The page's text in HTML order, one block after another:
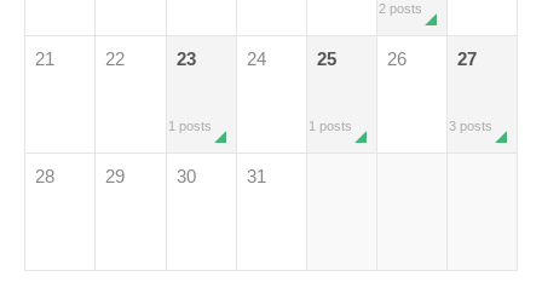
2 posts
21 22 23
1 posts
24 25
1 posts
26 27
3 posts
28 29 30 31